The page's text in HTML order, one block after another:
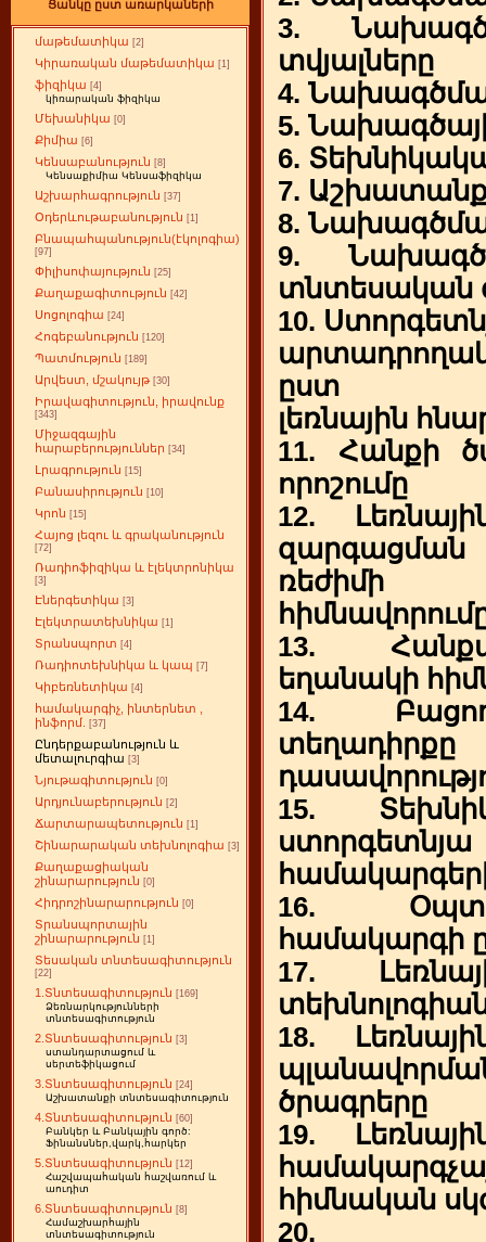
Ցանկը ըստ առարկաների
մաթեմատիկա [2]
Կիրառական մաթեմատիկա [1]
ֆիզիկա [4]
կիռարական ֆիզիկա
Մեխանիկա [0]
Քիմիա [6]
Կենսաբանություն [8]
Կենսաքիմիա Կենսաֆիզիկա
Աշխարհագրություն [37]
Օդերևութաբանություն [1]
Բնապահպանություն(էկոլոգիա)
[97]
Փիլիսոփայություն [25]
Քաղաքագիտություն [42]
Սոցոլոգիա [24]
Հոգեբանություն [120]
Պատմություն [189]
Արվեստ, մշակույթ [30]
Իրավագիտություն, իրավունք
[343]
Միջազգային
հարաբերություններ [34]
Լրագրություն [15]
Բանասիրություն [10]
Կրոն [15]
Հայոց լեզու և գրականություն
[72]
Ռադիոֆիզիկա և էլեկտրոնիկա
[3]
Էներգետիկա [3]
Էլեկտրատեխնիկա [1]
Տրանսպորտ [4]
Ռադիոտեխնիկա և կապ [7]
Կիբեռնետիկա [4]
համակարգիչ, ինտերնետ ,
ինֆորմ.
[37]
Ընդերքաբանություն և
մետալուրգիա [3]
Նյութագիտություն [0]
Արդյունաբերություն [2]
Ճարտարապետություն [1]
Շինարարական տեխնոլոգիա [3]
Քաղաքացիական
շինարարություն [0]
Հիդրոշինարարություն [0]
Տրանսպորտային
շինարարություն [1]
Տեսական տնտեսագիտություն
[22]
1.Տնտեսագիտություն [169]
Ձեռնարկությունների
տնտեսագիտություն
2.Տնտեսագիտություն [3]
ստանդարտացում և
սերտեֆիկացում
3.Տնտեսագիտություն [24]
Աշխատանքի տնտեսագիտություն
4.Տնտեսագիտություն [60]
Բանկեր և Բանկային գործ:
Ֆինանսներ,վարկ,հարկեր
5.Տնտեսագիտություն [12]
Հաշվապահական հաշվառում և
աուդիտ
6.Տնտեսագիտություն [8]
Համաշխարհային
տնտեսագիտություն
3.
տվյալները
4.
5.
6.
7.
8.
9.
տնտեսական
10.
ըստ
լեռնային
11. Հանքի
որոշումը
12.
ռեժիմի
13.
եղանակի
14.
15.
16.
համակարգի
17.
18.
ծրագրերը
19.
հիմնական
20.